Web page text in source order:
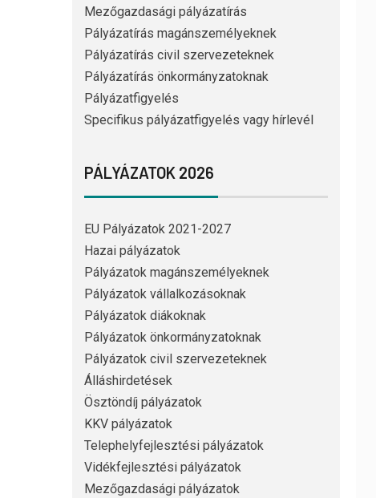
Mezőgazdasági pályázatírás
Pályázatírás magánszemélyeknek
Pályázatírás civil szervezeteknek
Pályázatírás önkormányzatoknak
Pályázatfigyelés
Specifikus pályázatfigyelés vagy hírlevél
PÁLYÁZATOK 2026
EU Pályázatok 2021-2027
Hazai pályázatok
Pályázatok magánszemélyeknek
Pályázatok vállalkozásoknak
Pályázatok diákoknak
Pályázatok önkormányzatoknak
Pályázatok civil szervezeteknek
Álláshirdetések
Ösztöndíj pályázatok
KKV pályázatok
Telephelyfejlesztési pályázatok
Vidékfejlesztési pályázatok
Mezőgazdasági pályázatok